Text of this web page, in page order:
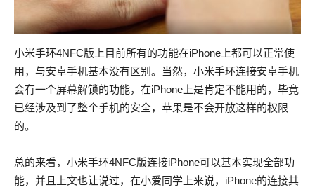
小米手环4NFC版上目前所有的功能在iPhone上都可以正常使
用，与安卓手机基本没有区别。当然，小米手环连接安卓手机
会有一个屏幕解锁的功能，在iPhone上是肯定不能用的，毕竟
已经涉及到了整个手机的安全，苹果是不会开放这样的权限
的。
总的来看，小米手环4NFC版连接iPhone可以基本实现全部功
能，并且上文也让说过，在小爱同学上来说，iPhone的连接其